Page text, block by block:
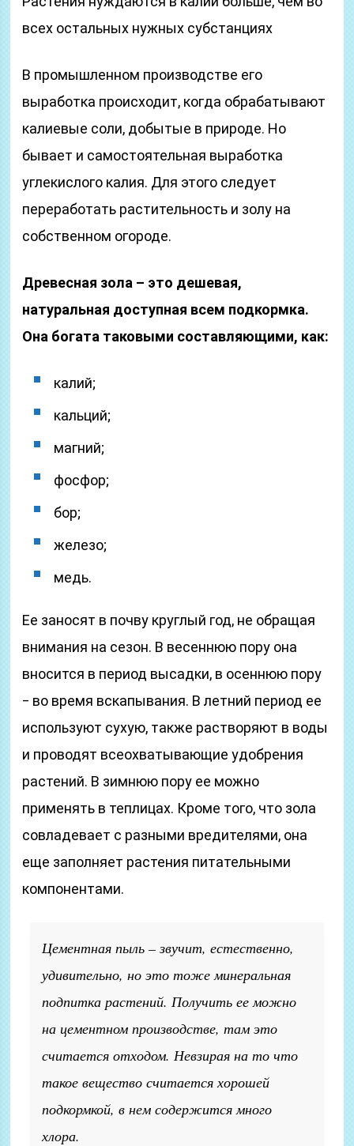
всех остальных нужных субстанциях
В промышленном производстве его
выработка происходит, когда обрабатывают
калиевые соли, добытые в природе. Но
бывает и самостоятельная выработка
углекислого калия. Для этого следует
переработать растительность и золу на
собственном огороде.
Древесная зола – это дешевая,
натуральная доступная всем подкормка.
Она богата таковыми составляющими, как:
калий;
кальций;
магний;
фосфор;
бор;
железо;
медь.
Ее заносят в почву круглый год, не обращая
внимания на сезон. В весеннюю пору она
вносится в период высадки, в осеннюю пору
‒ во время вскапывания. В летний период ее
используют сухую, также растворяют в воды
и проводят всеохватывающие удобрения
растений. В зимнюю пору ее можно
применять в теплицах. Кроме того, что зола
совладевает с разными вредителями, она
еще заполняет растения питательными
компонентами.
Цементная пыль – звучит, естественно,
удивительно, но это тоже минеральная
подпитка растений. Получить ее можно
на цементном производстве, там это
считается отходом. Невзирая на то что
такое вещество считается хорошей
подкормкой, в нем содержится много
хлора.